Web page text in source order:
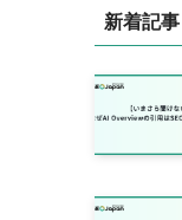
新着記事